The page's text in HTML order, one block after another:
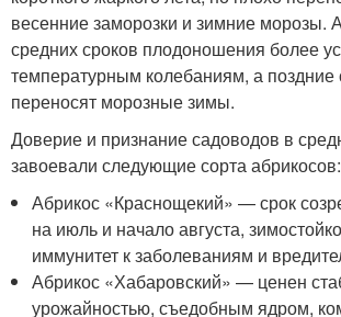
весенние заморозки и зимние морозы.
средних сроков плодоношения более
температурным колебаниям, а
переносят морозные зимы.
Доверие и признание садоводов в
завоевали следующие сорта абрикосов:
Абрикос «Краснощекий» — срок
на июль и начало августа,
иммунитет к заболеваниям и
Абрикос «Хабаровский» — ценен
урожайностью, съедобным ядром,